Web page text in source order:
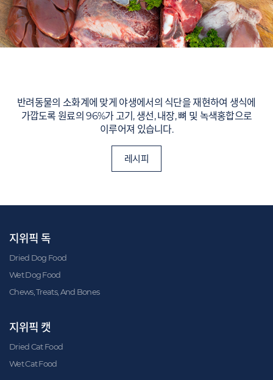
반려동물의 소화계에 맞게 야생에서의 식단을 재현하여 생식에
가깝도록 원료의 96%가 고기, 생선, 내장, 뼈 및 녹색홍합으로
이루어져 있습니다.
레시피
지위픽 독
Dried Dog Food
Wet Dog Food
Chews, Treats, And Bones
지위픽 캣
Dried Cat Food
Wet Cat Food